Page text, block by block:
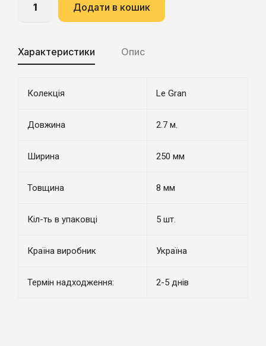
Додати в кошик
Характеристики Опис
Колекція Le Gran
Довжина 2.7 м.
Ширина 250 мм
Товщина 8 мм
Кіл-ть в упаковці 5 шт.
Країна виробник Україна
Термін надходження: 2-5 днів